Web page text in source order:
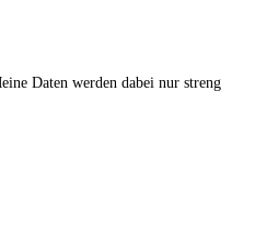
Daten werden dabei nur streng